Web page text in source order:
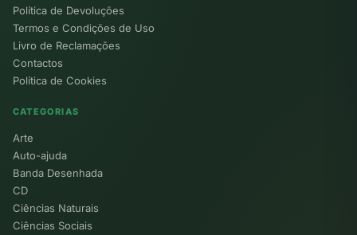
Política de Devoluções
Termos e Condições de Uso
Livro de Reclamações
Contactos
Política de Cookies
CATEGORIAS
Arte
Auto-ajuda
Banda Desenhada
CD
Ciências Naturais
Ciências Sociais